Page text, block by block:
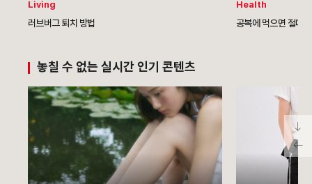
Living
러브버그 퇴치 방법
Health
공복에 먹으면 절대
놓칠 수 없는 실시간 인기 콘텐츠